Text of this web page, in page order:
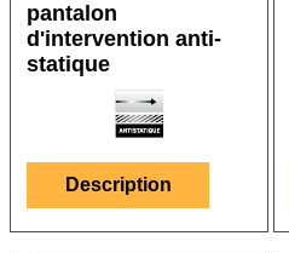
pantalon
d'intervention anti-
statique
Description